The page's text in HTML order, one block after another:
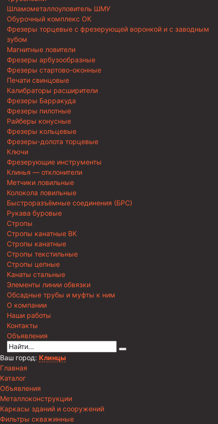
Шламометаллоуловитель ШМУ
Обурочный комплекс ОК
Фрезеры торцевые с фрезерующей воронкой и с заводным
зубом
Магнитные ловители
Фрезеры арбузообразные
Фрезеры стартово-оконные
Печати свинцовые
Калибраторы расширители
Фрезеры Барракуда
Фрезеры пилотные
Райберы конусные
Фрезеры кольцевые
Фрезеры-долота торцевые
Ключи
Фрезерующие инструменты
Клинья — отклонители
Метчики ловильные
Колокола ловильные
Быстроразъёмные соединения (БРС)
Рукава буровые
Стропы
Стропы канатные ВК
Стропы канатные
Стропы текстильные
Стропы цепные
Канаты стальные
Элементы линии обвязки
Обсадные трубы и муфты к ним
О компании
Наши работы
Контакты
Объявления
Ваш город: Клинцы
Главная
Каталог
Объявления
Металлоконструкции
Каркасы зданий и сооружений
Фильтры скважинные